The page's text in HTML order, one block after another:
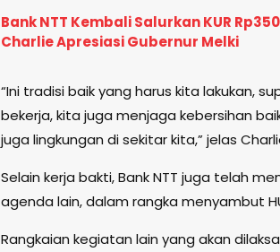
Bank NTT Kembali Salurkan KUR
Charlie Apresiasi Gubernur Melki
“Ini tradisi baik yang harus kita lakukan,
bekerja, kita juga menjaga kebersihan
juga lingkungan di sekitar kita,” jelas
Selain kerja bakti, Bank NTT juga telah
agenda lain, dalam rangka menyambut
Rangkaian kegiatan lain yang akan